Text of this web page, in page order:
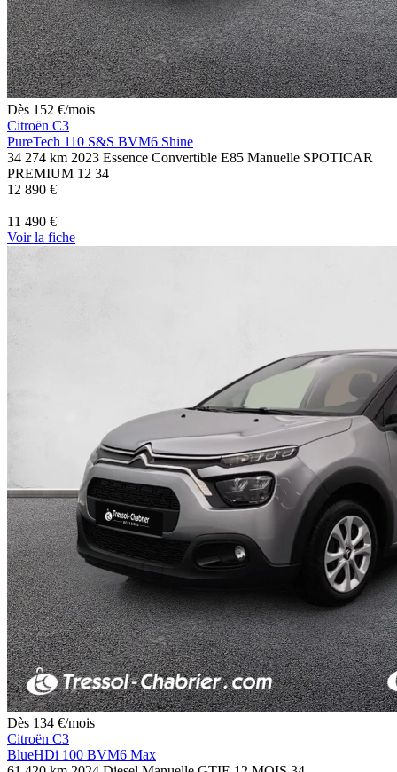
Dès 152 €/mois
Citroën C3
PureTech 110 S&S BVM6 Shine
34 274 km 2023 Essence Convertible E85 Manuelle SPOTICAR
PREMIUM 12 34
12 890 €
11 490 €
Voirla fiche
Dès 134 €/mois
Citroën C3
BlueHDi 100 BVM6 Max